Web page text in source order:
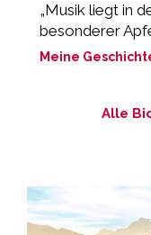
„Musik liegt in
besonderer
Meine
Alle